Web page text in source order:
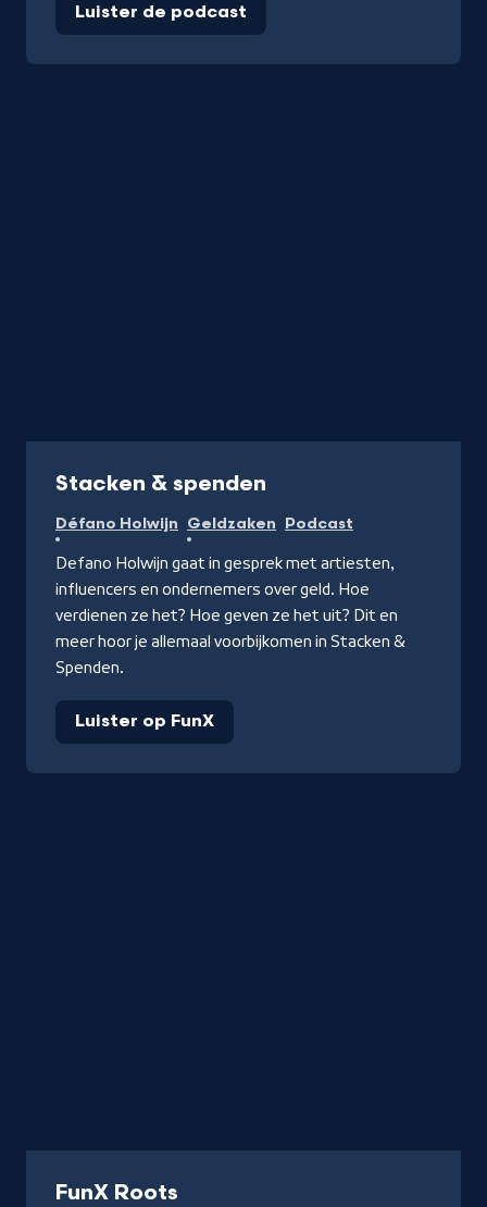
Luister de podcast
Stacken & spenden
Défano Holwijn Geldzaken Podcast
Defano Holwijn gaat in gesprek met artiesten,
influencers en ondernemers over geld. Hoe
verdienen ze het? Hoe geven ze het uit? Dit en
meer hoor je allemaal voorbijkomen in Stacken &
Spenden.
Luister op FunX
FunX Roots